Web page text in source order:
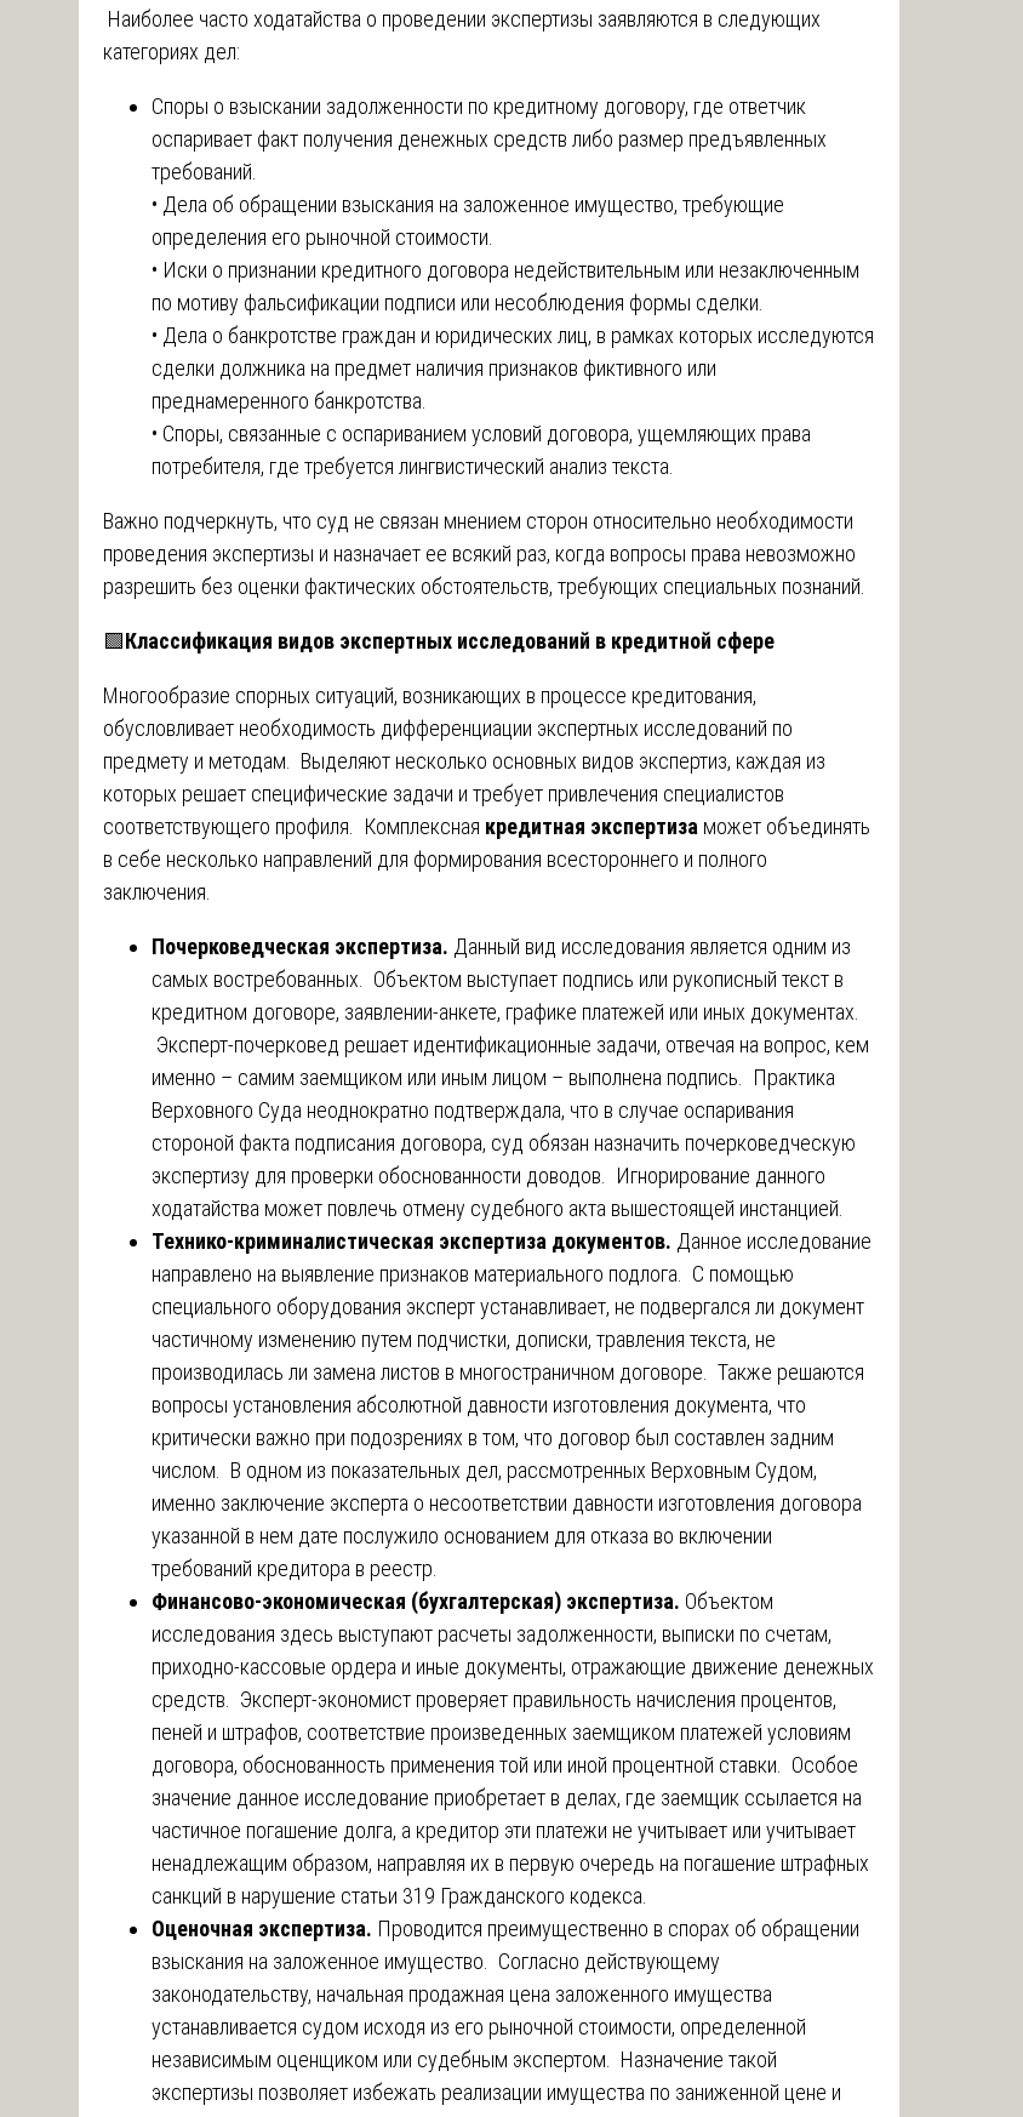
Наиболее часто ходатайства о проведении экспертизы заявляются в следующих
категориях дел:
Споры о взыскании задолженности по кредитному договору, где ответчик
оспаривает факт получения денежных средств либо размер предъявленных
требований.
• Дела об обращении взыскания на заложенное имущество, требующие
определения его рыночной стоимости.
• Иски о признании кредитного договора недействительным или незаключенным
по мотиву фальсификации подписи или несоблюдения формы сделки.
• Дела о банкротстве граждан и юридических лиц, в рамках которых исследуются
сделки должника на предмет наличия признаков фиктивного или
преднамеренного банкротства.
• Споры, связанные с оспариванием условий договора, ущемляющих права
потребителя, где требуется лингвистический анализ текста.
Важно подчеркнуть, что суд не связан мнением сторон относительно необходимости
проведения экспертизы и назначает ее всякий раз, когда вопросы права невозможно
разрешить без оценки фактических обстоятельств, требующих специальных познаний.
🟩Классификация видов экспертных исследований в кредитной сфере
Многообразие спорных ситуаций, возникающих в процессе кредитования,
обусловливает необходимость дифференциации экспертных исследований по
предмету и методам. Выделяют несколько основных видов экспертиз, каждая из
которых решает специфические задачи и требует привлечения специалистов
соответствующего профиля. Комплексная кредитная экспертиза может объединять
в себе несколько направлений для формирования всестороннего и полного
заключения.
Почерковедческая экспертиза. Данный вид исследования является одним из
самых востребованных. Объектом выступает подпись или рукописный текст в
кредитном договоре, заявлении-анкете, графике платежей или иных документах.
Эксперт-почерковед решает идентификационные задачи, отвечая на вопрос, кем
именно – самим заемщиком или иным лицом – выполнена подпись. Практика
Верховного Суда неоднократно подтверждала, что в случае оспаривания
стороной факта подписания договора, суд обязан назначить почерковедческую
экспертизу для проверки обоснованности доводов. Игнорирование данного
ходатайства может повлечь отмену судебного акта вышестоящей инстанцией.
Технико-криминалистическая экспертиза документов. Данное исследование
направлено на выявление признаков материального подлога. С помощью
специального оборудования эксперт устанавливает, не подвергался ли документ
частичному изменению путем подчистки, дописки, травления текста, не
производилась ли замена листов в многостраничном договоре. Также решаются
вопросы установления абсолютной давности изготовления документа, что
критически важно при подозрениях в том, что договор был составлен задним
числом. В одном из показательных дел, рассмотренных Верховным Судом,
именно заключение эксперта о несоответствии давности изготовления договора
указанной в нем дате послужило основанием для отказа во включении
требований кредитора в реестр.
Финансово-экономическая (бухгалтерская) экспертиза. Объектом
исследования здесь выступают расчеты задолженности, выписки по счетам,
приходно-кассовые ордера и иные документы, отражающие движение денежных
средств. Эксперт-экономист проверяет правильность начисления процентов,
пеней и штрафов, соответствие произведенных заемщиком платежей условиям
договора, обоснованность применения той или иной процентной ставки. Особое
значение данное исследование приобретает в делах, где заемщик ссылается на
частичное погашение долга, а кредитор эти платежи не учитывает или учитывает
ненадлежащим образом, направляя их в первую очередь на погашение штрафных
санкций в нарушение статьи 319 Гражданского кодекса.
Оценочная экспертиза. Проводится преимущественно в спорах об обращении
взыскания на заложенное имущество. Согласно действующему
законодательству, начальная продажная цена заложенного имущества
устанавливается судом исходя из его рыночной стоимости, определенной
независимым оценщиком или судебным экспертом. Назначение такой
экспертизы позволяет избежать реализации имущества по заниженной цене и